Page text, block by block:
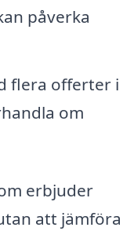
påverka
flera offerter i
om
erbjuder
att jämföra